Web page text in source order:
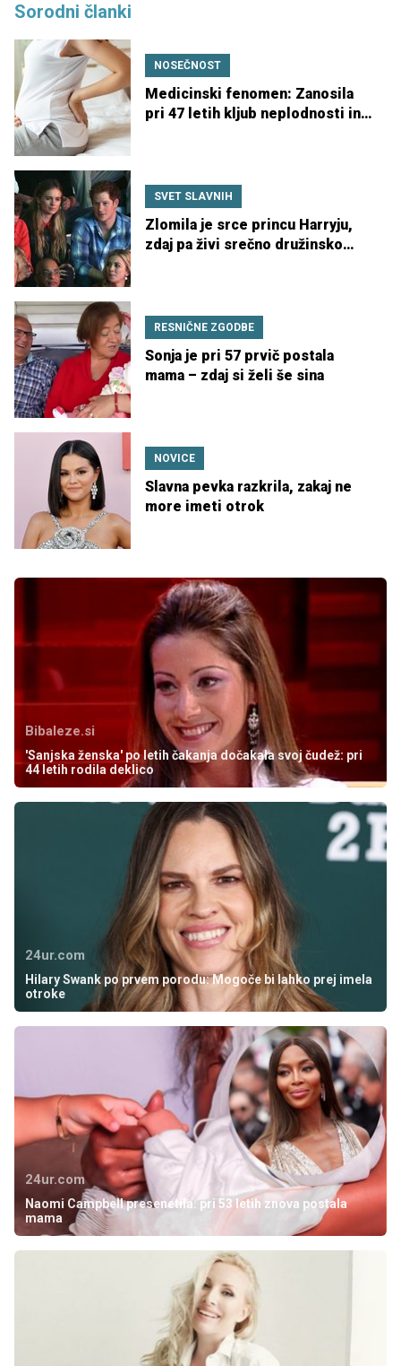
Sorodni članki
NOSEČNOST
Medicinski fenomen: Zanosila
pri 47 letih kljub neplodnosti in
SVET SLAVNIH
Zlomila je srce princu Harryju,
zdaj pa živi srečno družinsko
RESNIČNE ZGODBE
Sonja je pri 57 prvič postala
mama – zdaj si želi še sina
NOVICE
Slavna pevka razkrila, zakaj ne
more imeti otrok
Bibaleze.si
'Sanjska ženska' po letih čakanja dočakala svoj čudež: pri
44 letih rodila deklico
24ur.com
Hilary Swank po prvem porodu: Mogoče bi lahko prej imela
otroke
24ur.com
Naomi Campbell presenetila: pri 53 letih znova postala
mama